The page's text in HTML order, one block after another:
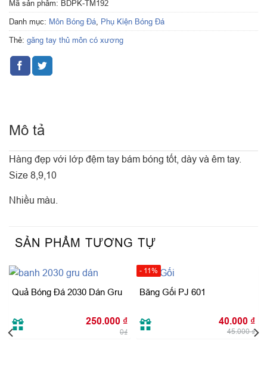
Mã sản phẩm: BDPK-TM192
Danh mục: Môn Bóng Đá Phụ Kiện Bóng Đá
Thẻ: găng tay thủ môn có xương
Mô tả
Hàng đẹp với lớp đệm tay bám bóng tốt, dày và êm tay.
Size 8,9,10
Nhiều màu.
SẢN PHẨM TƯƠNG TỰ
Quả Bóng Đá 2030 Dán Gru
250.000 ₫
0₫
- 11%
Băng Gối PJ 601
45.000₫
Giá
gốc
40.000 ₫Giá
tại
là: